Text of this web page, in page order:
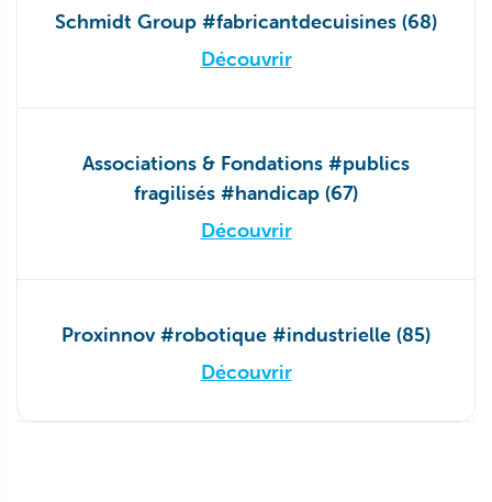
Schmidt Group #fabricantdecuisines (68)
Découvrir
Associations & Fondations #publics
fragilisés #handicap (67)
Découvrir
Proxinnov #robotique #industrielle (85)
Découvrir